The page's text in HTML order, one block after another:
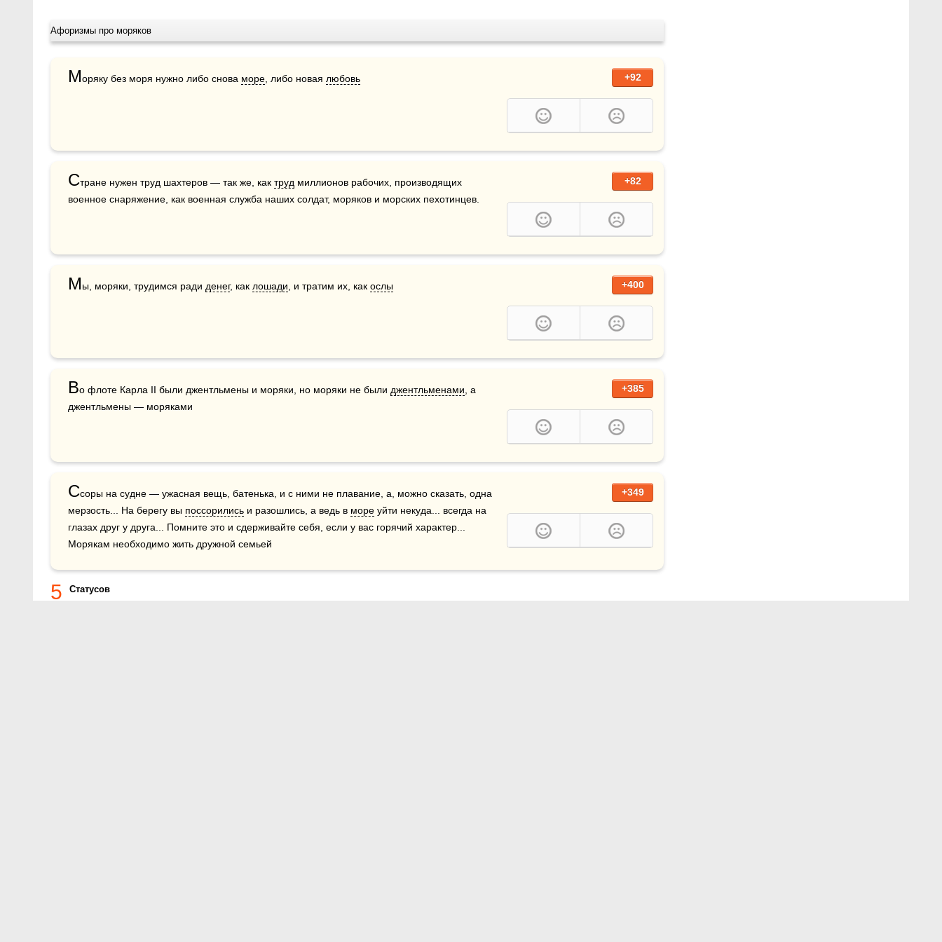
Афоризмы про моряков
+92
Моряку без моря нужно либо снова море , либо новая любовь
+82
Стране нужен труд шахтеров — так же, как труд миллионов рабочих, производящих
военное снаряжение, как военная служба наших солдат, моряков и морских пехотинцев.
+400
Мы, моряки, трудимся ради денег, как лошади , и тратим их, как ослы
+385
Во флоте Карла II были джентльмены и моряки, но моряки не были джентльменами , а
джентльмены — моряками
+349
Ссоры на судне — ужасная вещь, батенька, и с ними не плавание, а, можно сказать, одна
мерзость... На берегу вы поссорились и разошлись, а ведь в море уйти некуда... всегда на
глазах друг у друга... Помните это и сдерживайте себя, если у вас горячий характер...
Морякам необходимо жить дружной семьей
5 Статусов